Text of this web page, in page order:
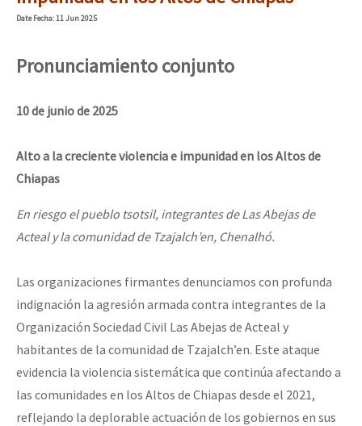
Mundo
La Sexta
AutonomÍa y Resistencia
Migración
Mujeres
ETIQUETAS
MULTIMEDIA
Audio
Fotorreportaje
Video
Dia 1: Encontro “Guerra contra a Humanidade”
[25 abr – CDMX] Tokín por el CNI: 30 años de Resistencia y
DateFecha: 11 Jun 2025
Pronunciamiento conjunto
10 de junio de 2025
Alto a la creciente violencia e impunidad en los Altos de
Chiapas
En riesgo el pueblo tsotsil, integrantes de Las Abejas de
Acteal y la comunidad de Tzajalch’en, Chenalhó.
Las organizaciones firmantes denunciamos con profunda
indignación la agresión armada contra integrantes de la
Organización Sociedad Civil Las Abejas de Acteal y
habitantes de la comunidad de Tzajalch’en. Este ataque
evidencia la violencia sistemática que continúa afectando a
las comunidades en los Altos de Chiapas desde el 2021,
reflejando la deplorable actuación de los gobiernos en sus